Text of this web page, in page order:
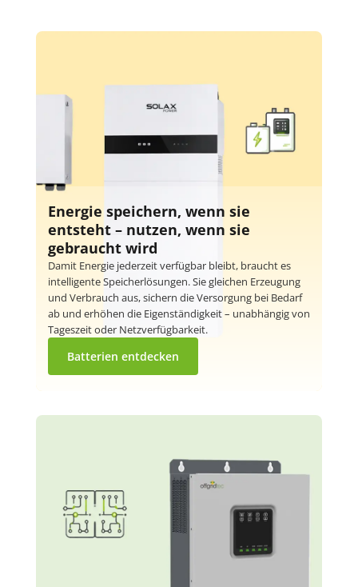
Energie speichern, wenn sie
entsteht – nutzen, wenn sie
gebraucht wird
Damit Energie jederzeit verfügbar bleibt, braucht es
intelligente Speicherlösungen. Sie gleichen Erzeugung
und Verbrauch aus, sichern die Versorgung bei Bedarf
ab und erhöhen die Eigenständigkeit – unabhängig von
Tageszeit oder Netzverfügbarkeit.
Batterien entdecken